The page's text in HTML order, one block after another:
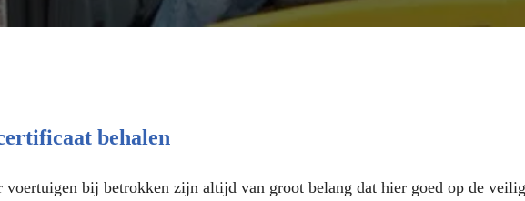
behalen
bij betrokken zijn altijd van groot belang dat hier goed op de